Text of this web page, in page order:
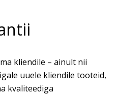
kliendile – ainult nii
uuele kliendile tooteid,
kvaliteediga